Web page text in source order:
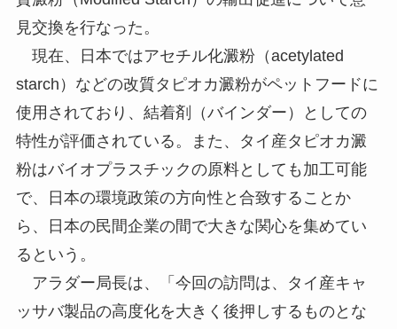
見交換を行なった。
現在、日本ではアセチル化澱粉（acetylated
starch）などの改質タピオカ澱粉がペットフードに
使用されており、結着剤（バインダー）としての
特性が評価されている。また、タイ産タピオカ澱
粉はバイオプラスチックの原料としても加工可能
で、日本の環境政策の方向性と合致することか
ら、日本の民間企業の間で大きな関心を集めてい
るという。
アラダー局長は、「今回の訪問は、タイ産キャ
ッサバ製品の高度化を大きく後押しするものとな